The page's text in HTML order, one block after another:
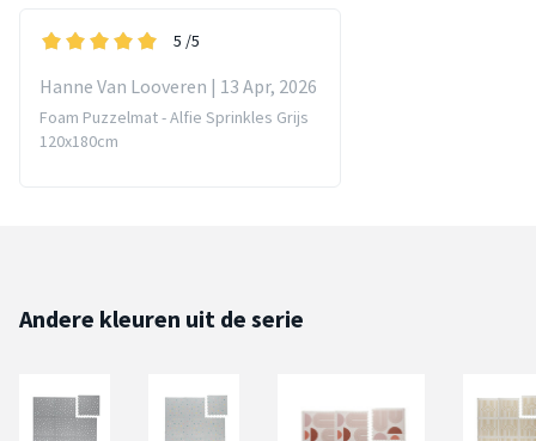
5 /5
Hanne Van Looveren | 13 Apr, 2026
Foam Puzzelmat - Alfie Sprinkles Grijs
120x180cm
Andere kleuren uit de serie